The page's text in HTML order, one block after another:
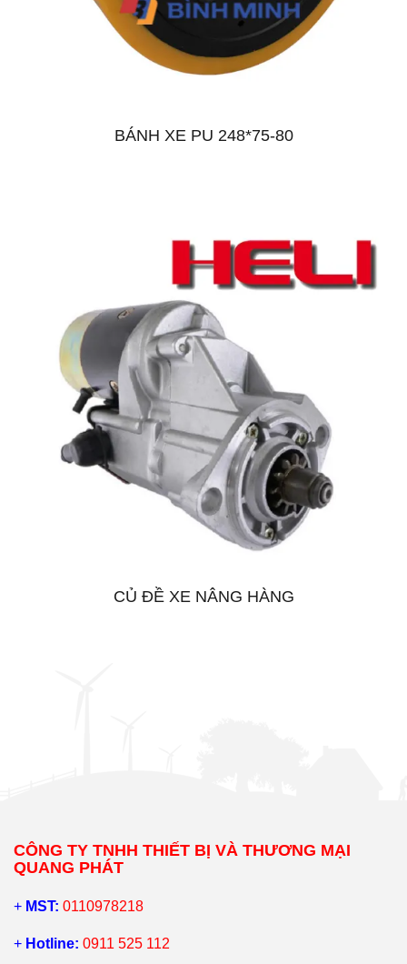
BÁNH XE PU 248*75-80
CỦ ĐỀ XE NÂNG HÀNG
CÔNG TY TNHH THIẾT BỊ VÀ THƯƠNG MẠI
QUANG PHÁT
+ MST: 0110978218
+ Hotline: 0911 525 112